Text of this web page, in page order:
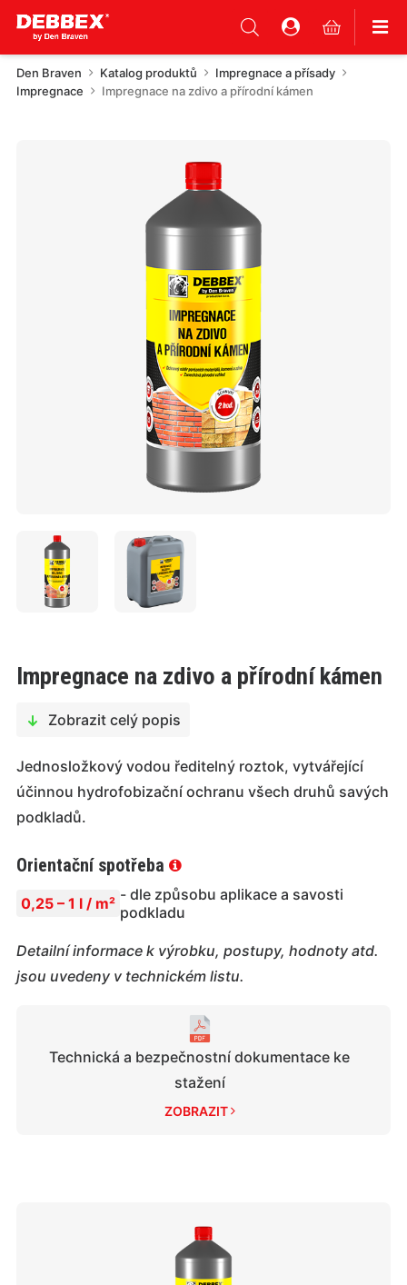
Den Braven Katalog produktů
Impregnace a přísady
Impregnace
Impregnace na zdivo a přírodní kámen
Impregnace na zdivo a přírodní kámen
Zobrazit celý popis
Jednosložkový vodou ředitelný roztok, vytvářející
účinnou hydrofobizační ochranu všech druhů savých
podkladů.
Orientační spotřeba
0,25 – 1 l / m² - dle způsobu aplikace a savosti
podkladu
Detailní informace k výrobku, postupy, hodnoty atd.
jsou uvedeny v technickém listu.
Technická a bezpečnostní dokumentace ke
stažení
ZOBRAZIT